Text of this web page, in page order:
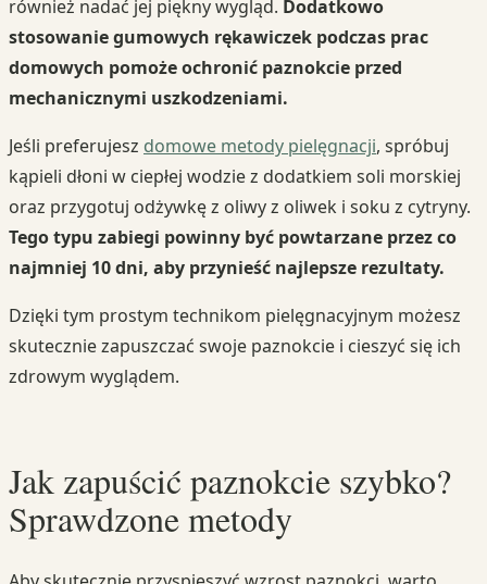
również nadać jej piękny wygląd. Dodatkowo
stosowanie gumowych rękawiczek podczas prac
domowych pomoże ochronić paznokcie przed
mechanicznymi uszkodzeniami.
Jeśli preferujesz domowe metody pielęgnacji, spróbuj
kąpieli dłoni w ciepłej wodzie z dodatkiem soli morskiej
oraz przygotuj odżywkę z oliwy z oliwek i soku z cytryny.
Tego typu zabiegi powinny być powtarzane przez co
najmniej 10 dni, aby przynieść najlepsze rezultaty.
Dzięki tym prostym technikom pielęgnacyjnym możesz
skutecznie zapuszczać swoje paznokcie i cieszyć się ich
zdrowym wyglądem.
Jak zapuścić paznokcie szybko?
Sprawdzone metody